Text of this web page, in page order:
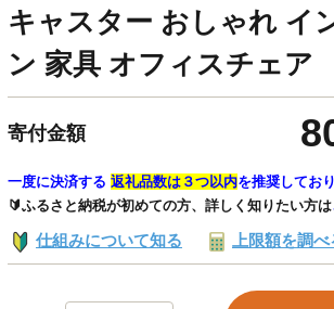
キャスター おしゃれ イ
ン 家具 オフィスチェア
寄付金額
一度に決済する 返礼品数は３つ以内を推奨しており
🔰ふるさと納税が初めての方、詳しく知りたい方は
仕組みについて知る 上限額を調べ